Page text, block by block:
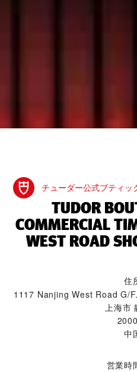
チューダー公式ブティッ
‭TUDOR
COMMERCIAL
WEST ROAD
住
1117 Nanjing West Road G/
上海市
中
営業時